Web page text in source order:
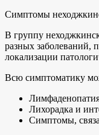
Симптомы
В группу
разных заболеваний,
локализации
Всю симптоматику
Лихорадка и
Симптомы,